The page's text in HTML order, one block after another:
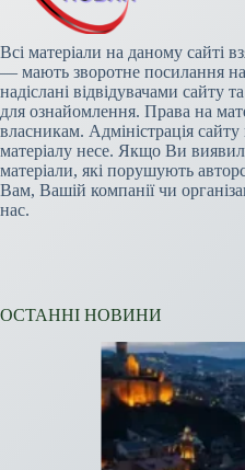
Всі матеріали на даному сайті
— мають зворотне посилання на
надіслані відвідувачами сайту
для ознайомлення. Права на
власникам. Адміністрація сайту
матеріалу несе. Якщо Ви
матеріали, які порушують
Вам, Вашій компанії чи
нас.
ОСТАННІ НОВИНИ